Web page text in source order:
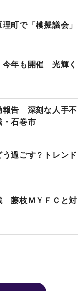
町で「模擬議会」
年も開催 光輝く
報告 深刻な人手不
石巻市
過ごす？トレンド
藤枝ＭＹＦＣと対